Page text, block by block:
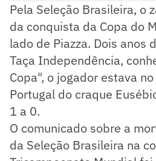
Pela Seleção Brasileira, o
da conquista da Copa do
lado de Piazza. Dois anos
Taça Independência,
Copa", o jogador estava
Portugal do craque
1 a 0.
O comunicado sobre a
da Seleção Brasileira na